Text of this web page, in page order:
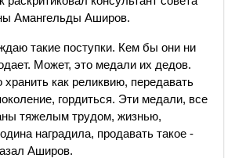
Амангельды Аширов.
такие поступки. Кем бы они ни
Может, это медали их дедов.
как реликвию, передавать
гордиться. Эти медали, все
тяжелым трудом, жизнью,
наградила, продавать такое -
Аширов.